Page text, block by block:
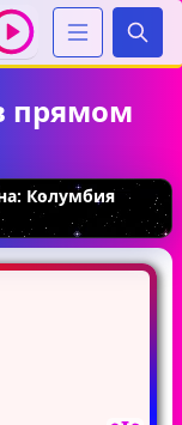
прямом
Колумбия